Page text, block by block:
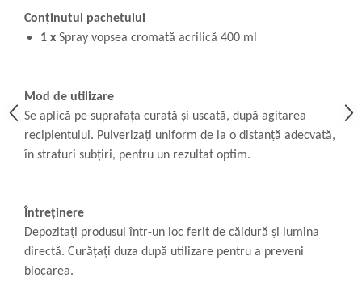
Conținutul pachetului
1 x Spray vopsea cromată acrilică 400 ml
Mod de utilizare
Se aplică pe suprafața curată și uscată, după agitarea
recipientului. Pulverizați uniform de la o distanță adecvată,
în straturi subțiri, pentru un rezultat optim.
Întreținere
Depozitați produsul într-un loc ferit de căldură și lumina
directă. Curățați duza după utilizare pentru a preveni
blocarea.